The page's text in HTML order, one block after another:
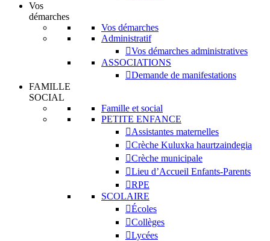
Vos
démarches
Vos démarches
Administratif
Vos démarches administratives
ASSOCIATIONS
Demande de manifestations
FAMILLE
SOCIAL
Famille et social
PETITE ENFANCE
Assistantes maternelles
Crèche Kuluxka haurtzaindegia
Crèche municipale
Lieu d’Accueil Enfants-Parents
RPE
SCOLAIRE
Écoles
Collèges
Lycées